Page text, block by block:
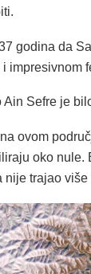
godina da
impresivnom
Ain Sefre je
ovom
oko
nije trajao više